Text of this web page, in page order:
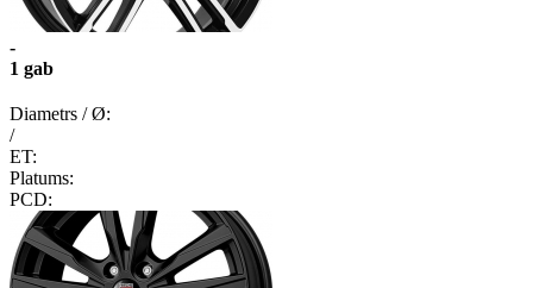
-
1 gab
Diametrs / Ø:
/
ET:
Platums:
PCD: